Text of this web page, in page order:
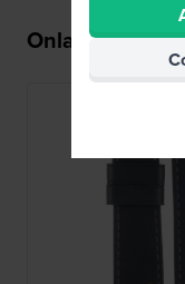
Onlangs